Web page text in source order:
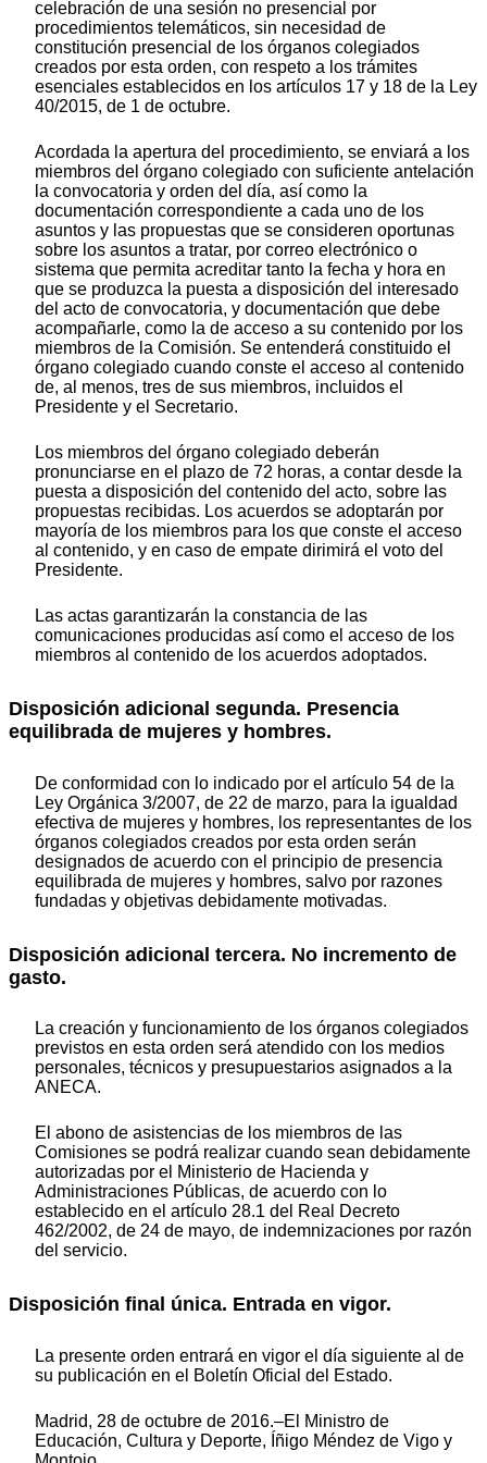
celebración de una sesión no presencial por
procedimientos telemáticos, sin necesidad de
constitución presencial de los órganos colegiados
creados por esta orden, con respeto a los trámites
esenciales establecidos en los artículos 17 y 18 de la Ley
40/2015, de 1 de octubre.
Acordada la apertura del procedimiento, se enviará a los
miembros del órgano colegiado con suficiente antelación
la convocatoria y orden del día, así como la
documentación correspondiente a cada uno de los
asuntos y las propuestas que se consideren oportunas
sobre los asuntos a tratar, por correo electrónico o
sistema que permita acreditar tanto la fecha y hora en
que se produzca la puesta a disposición del interesado
del acto de convocatoria, y documentación que debe
acompañarle, como la de acceso a su contenido por los
miembros de la Comisión. Se entenderá constituido el
órgano colegiado cuando conste el acceso al contenido
de, al menos, tres de sus miembros, incluidos el
Presidente y el Secretario.
Los miembros del órgano colegiado deberán
pronunciarse en el plazo de 72 horas, a contar desde la
puesta a disposición del contenido del acto, sobre las
propuestas recibidas. Los acuerdos se adoptarán por
mayoría de los miembros para los que conste el acceso
al contenido, y en caso de empate dirimirá el voto del
Presidente.
Las actas garantizarán la constancia de las
comunicaciones producidas así como el acceso de los
miembros al contenido de los acuerdos adoptados.
Disposición adicional segunda. Presencia
equilibrada de mujeres y hombres.
De conformidad con lo indicado por el artículo 54 de la
Ley Orgánica 3/2007, de 22 de marzo, para la igualdad
efectiva de mujeres y hombres, los representantes de los
órganos colegiados creados por esta orden serán
designados de acuerdo con el principio de presencia
equilibrada de mujeres y hombres, salvo por razones
fundadas y objetivas debidamente motivadas.
Disposición adicional tercera. No incremento de
gasto.
La creación y funcionamiento de los órganos colegiados
previstos en esta orden será atendido con los medios
personales, técnicos y presupuestarios asignados a la
ANECA.
El abono de asistencias de los miembros de las
Comisiones se podrá realizar cuando sean debidamente
autorizadas por el Ministerio de Hacienda y
Administraciones Públicas, de acuerdo con lo
establecido en el artículo 28.1 del Real Decreto
462/2002, de 24 de mayo, de indemnizaciones por razón
del servicio.
Disposición final única. Entrada en vigor.
La presente orden entrará en vigor el día siguiente al de
su publicación en el Boletín Oficial del Estado.
Madrid, 28 de octubre de 2016.–El Ministro de
Educación, Cultura y Deporte, Íñigo Méndez de Vigo y